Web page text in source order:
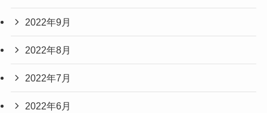
2022年9月
2022年8月
2022年7月
2022年6月